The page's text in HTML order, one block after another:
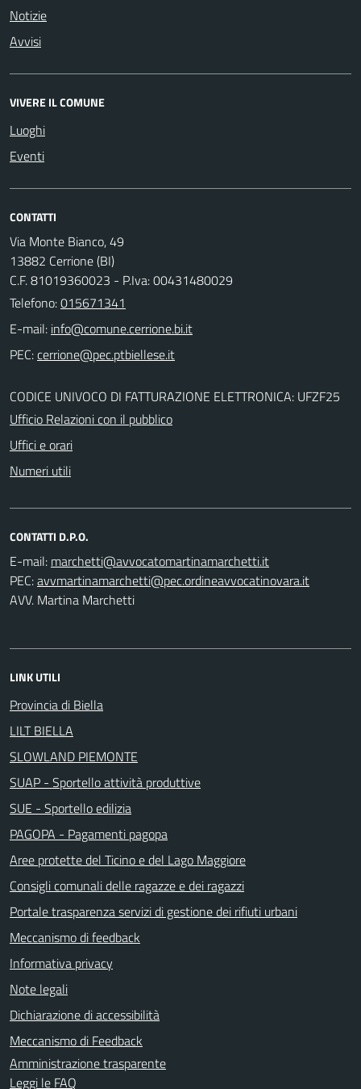
Notizie
Avvisi
VIVERE IL COMUNE
Luoghi
Eventi
CONTATTI
Via Monte Bianco, 49
13882 Cerrione (BI)
C.F. 81019360023 - P.Iva: 00431480029
Telefono:015671341
E-mail:
PEC:
CODICE UNIVOCO DI FATTURAZIONE ELETTRONICA: UFZF25
Ufficio Relazioni con il pubblico
Uffici e orari
Numeri utili
CONTATTI D.P.O.
E-mail:
PEC:
AVV. Martina Marchetti
LINK UTILI
Provincia di Biella
LILT BIELLA
SLOWLAND PIEMONTE
SUAP - Sportello attività produttive
SUE - Sportello edilizia
PAGOPA - Pagamenti pagopa
Aree protette del Ticino e del Lago Maggiore
Consigli comunali delle ragazze e dei ragazzi
Portale trasparenza servizi di gestione dei rifiuti urbani
Meccanismo di feedback
Informativa privacy
Note legali
Dichiarazione di accessibilità
Meccanismo di Feedback
Amministrazione trasparente
Leggi le FAQ